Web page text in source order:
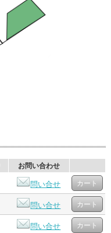
お問い合わせ
問い合せ
問い合せ
問い合せ